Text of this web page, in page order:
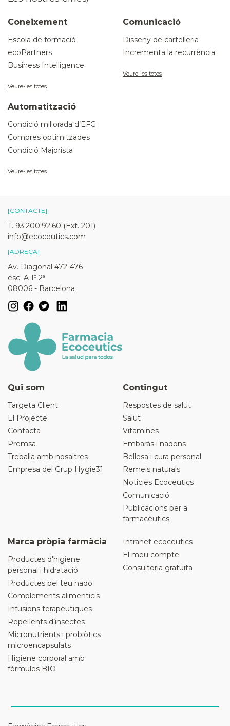
Coneixement
Escola de formació
ecoPartners
Business Intelligence
Veure-les totes
Comunicació
Disseny de cartelleria
Incrementa la recurrència
Veure-les totes
Automatització
Condició millorada d’EFG
Compres optimitzades
Condició Majorista
Veure-les totes
[CONTACTE]
T. 93.200.92.60 (Ext. 201)
info@ecoceutics.com
[ADREÇA]
Av. Diagonal 472-476
esc. A 1º 2ª
08006 - Barcelona
Qui som
Targeta Client
El Projecte
Contacta
Premsa
Treballa amb nosaltres
Empresa del Grup Hygie31
Contingut
Respostes de salut
Salut
Vitamines
Embaràs i nadons
Bellesa i cura personal
Remeis naturals
Noticies Ecoceutics
Comunicació
Publicacions per a
farmacèutics
Marca pròpia farmàcia
Productes d'higiene
personal i hidratació
Productes pel teu nadó
Complements alimenticis
Infusions terapèutiques
Repel·lents d’insectes
Micronutrients i probiòtics
microencapsulats
Higiene corporal amb
fórmules BIO
Intranet ecoceutics
El meu compte
Consultoria gratuïta